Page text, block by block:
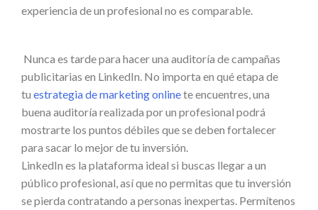
experiencia de un profesional no es comparable.
Nunca es tarde para hacer una auditoría de campañas
publicitarias en LinkedIn. No importa en qué etapa de
tu estrategia de marketing onlinete encuentres, una
buena auditoría realizada por un profesional podrá
mostrarte los puntos débiles que se deben fortalecer
para sacar lo mejor de tu inversión.
LinkedIn es la plataforma ideal si buscas llegar a un
público profesional, así que no permitas que tu inversión
se pierda contratando a personas inexpertas. Permítenos